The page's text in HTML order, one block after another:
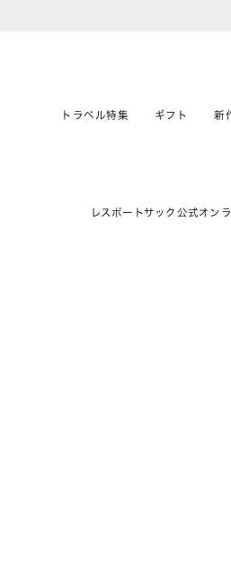
トラベル特集 ギフト 新
レスポートサック公式オン